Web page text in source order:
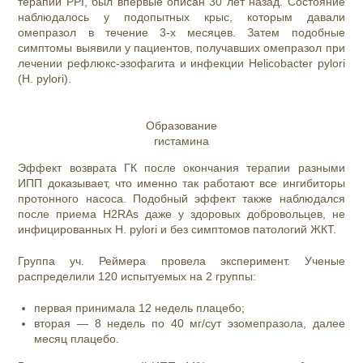
наблюдалось у подопытных крыс, которым давали
омепразол в течение 3-х месяцев. Затем подобные
симптомы выявили у пациентов, получавших омепразол при
лечении рефлюкс-эзофагита и инфекции Helicobacter pylori
(H. pylori).
Образование
гистамина
Эффект возврата ГК после окончания терапии разными
ИПП доказывает, что именно так работают все ингибиторы
протонного насоса. Подобный эффект также наблюдался
после приема H2RAs даже у здоровых добровольцев, не
инфицированных H. pylori и без симптомов патологий ЖКТ.
Группа уч. Реймера провела эксперимент. Ученые
распределили 120 испытуемых на 2 группы:
первая принимала 12 недель плацебо;
вторая — 8 недель по 40 мг/сут эзомепразола, далее
месяц плацебо.